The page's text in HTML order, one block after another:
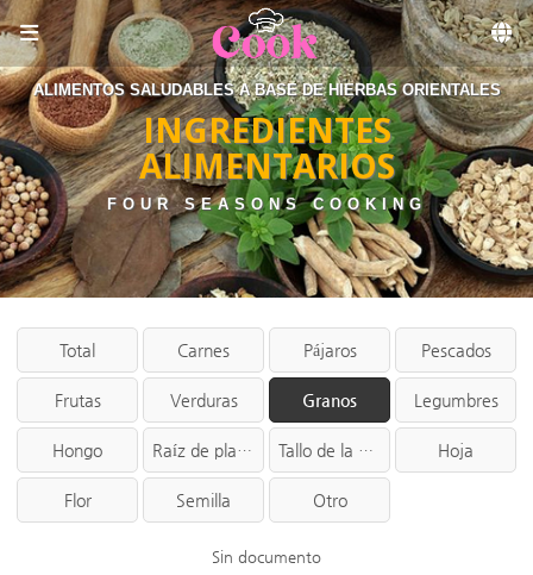
Skip to menu
ALIMENTOS SALUDABLES A BASE DE HIERBAS ORIENTALES
INGREDIENTES
ALIMENTARIOS
FOUR SEASONS COOKING
Total Carnes Pájaros Pescados
Frutas Verduras Granos Legumbres
Hongo Raíz de planta Tallo de la planta Hoja
Flor Semilla Otro
Sin documento
Sketchbook5, 스케치북5